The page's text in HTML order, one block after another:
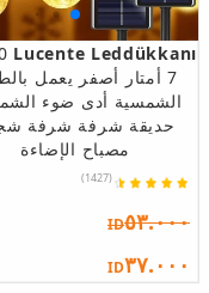
Lucente Leddükkanı
7 أمتار أصفر يعمل
الشمسية أدى ضوء
حديقة شرفة شرفة
مصباح الإضاءة
(1427)
ID٥٣.٠٠٠
ID٣٧.٠٠٠